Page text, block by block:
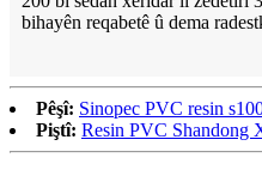
bihayên reqabetê û dema
Pêşî: Sinopec PVC resin
Piştî: Resin PVC Shandong